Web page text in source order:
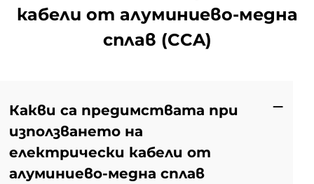
кабели от алуминиево-медна
сплав (CCA)
Какви са предимствата при
използването на
електрически кабели от
алуминиево-медна сплав